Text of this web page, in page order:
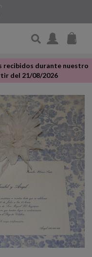
recibidos durante nuestro
del 21/08/2026